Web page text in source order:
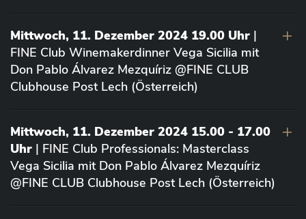
Mittwoch, 11. Dezember 2024 19.00 Uhr |
FINE Club Winemakerdinner Vega Sicilia mit
Don Pablo Álvarez Mezquíriz @FINE CLUB
Clubhouse Post Lech (Österreich)
Mittwoch, 11. Dezember 2024 15.00 - 17.00
Uhr | FINE Club Professionals: Masterclass
Vega Sicilia mit Don Pablo Álvarez Mezquíriz
@FINE CLUB Clubhouse Post Lech (Österreich)